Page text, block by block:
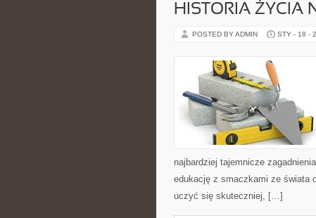
HISTORIA ŻYCIA
POSTED BY ADMIN STY - 18 -
najbardziej tajemnicze
edukację z smaczkami ze świata
uczyć się skuteczniej, […]